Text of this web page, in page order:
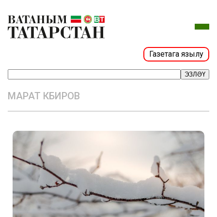
Газетага язылу
ЭЗЛӘҮ
МАРАТ КӘБИРОВ